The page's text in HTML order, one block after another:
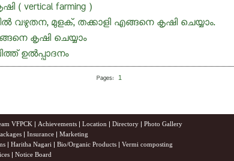
( vertical farming )
വഴുതന, മുളക്, തക്കാളി എങ്ങനെ കൃഷി ചെയ്യാം.
കൃഷി ചെയ്യാം
ഉൽപ്പാദനം
Pages: 1
VFPCK | Achievements | Location | Directory | Photo Gallery
| Insurance | Marketing
| Haritha Nagari | Bio/Organic Products | Vermi composting
| Notice Board